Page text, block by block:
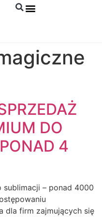
DO
4
– ponad 4000
dla firm zajmujących się